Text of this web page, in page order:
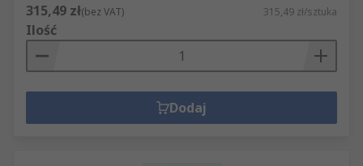
315,49 zł(bez VAT) 315,49 zł/sztuka
Ilość
Dodaj